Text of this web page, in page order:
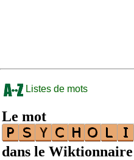
Listes de mots
Le mot
dans le Wiktionnaire